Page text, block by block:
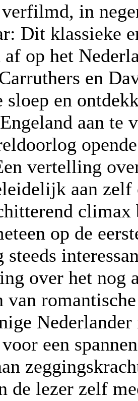
in
Dit klassieke
op het
en
sloep en
aan te
vertelling
aan zelf
op de
steeds
over het nog
van
een
de lezer zelf